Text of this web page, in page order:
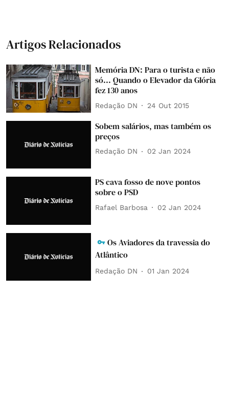
Artigos Relacionados
Memória DN: Para o turista e não
só... Quando o Elevador da Glória
fez 130 anos
Redação DN 24 Out 2015
Sobem salários, mas também os
preços
Redação DN 02 Jan 2024
PS cava fosso de nove pontos
sobre o PSD
Rafael Barbosa 02 Jan 2024
Os Aviadores da travessia do
Atlântico
Redação DN 01 Jan 2024